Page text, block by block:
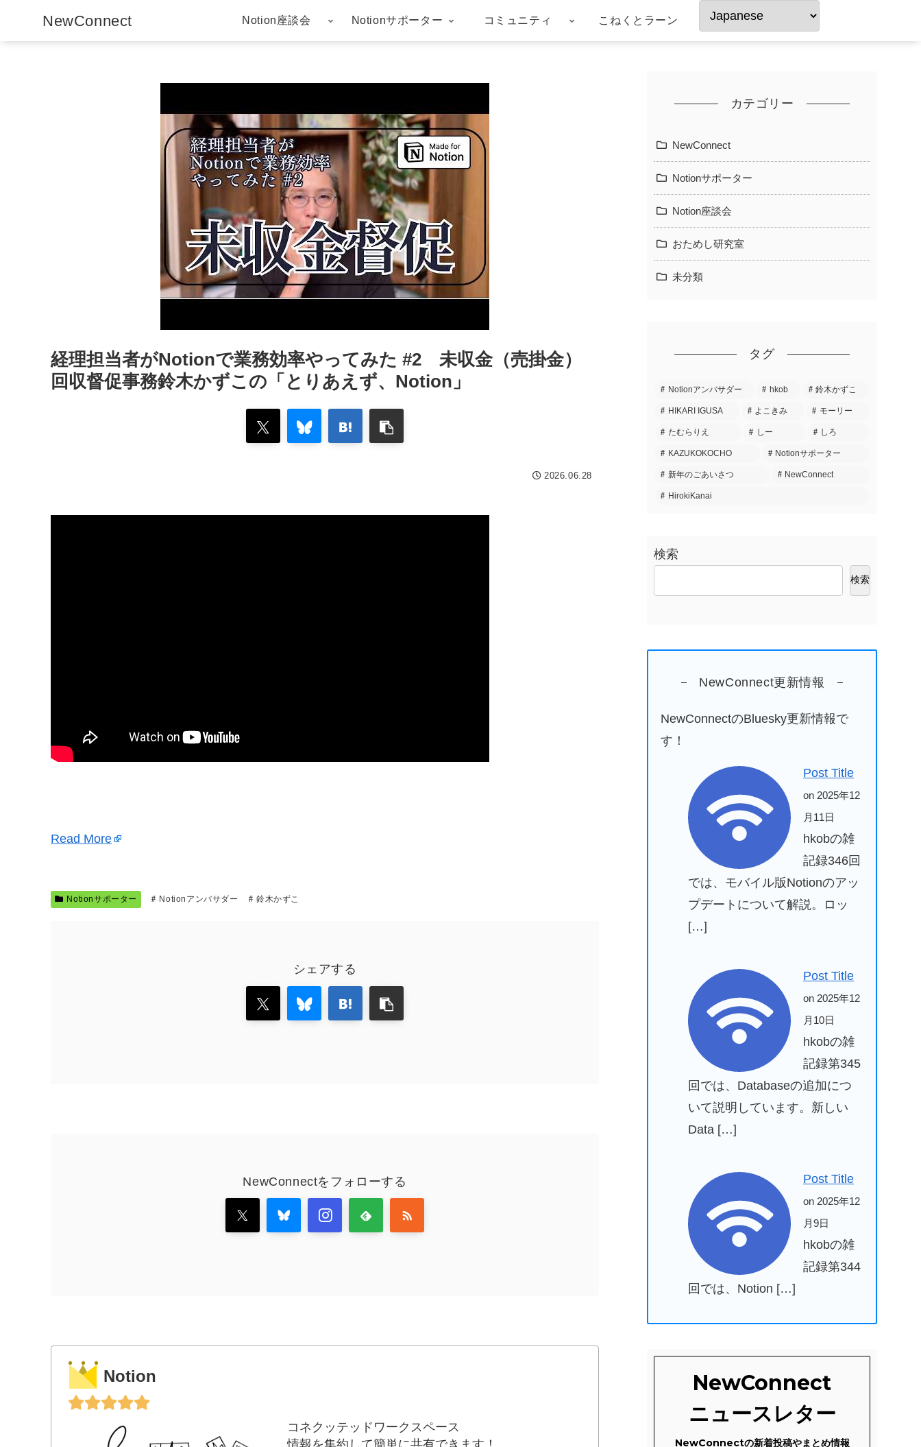
NewConnect Notion座談会 Notionサポーター コミュニティ こねくとラーン
経理担当者がNotionで業務効率やってみた #2 未収金（売掛金）
回収督促事務鈴木かずこの「とりあえず、Notion」
2026.06.28
Read More
Notionサポーター Notionアンバサダー 鈴木かずこ
シェアする
NewConnectをフォローする
Notion
コネクッテッドワークスペース
カテゴリー
NewConnect
Notionサポーター
Notion座談会
おためし研究室
未分類
タグ
Notionアンバサダー hkob 鈴木かずこ
HIKARI IGUSA よこきみ モーリー
たむらりえ しー しろ
KAZUKOKOCHO Notionサポーター
新年のごあいさつ NewConnect
HirokiKanai
検索
検索
NewConnect更新情報
NewConnectのBluesky更新情報で
す！
Post Title
on 2025年12
月11日
hkobの雑
記録346回
では、モバイル版Notionのアッ
プデートについて解説。ロッ
[…]
Post Title
on 2025年12
月10日
hkobの雑
記録第345
回では、Databaseの追加につ
いて説明しています。新しい
Data […]
Post Title
on 2025年12
月9日
hkobの雑
記録第344
回では、Notion […]
NewConnect
ニュースレター
NewConnectの新着投稿やまとめ情報